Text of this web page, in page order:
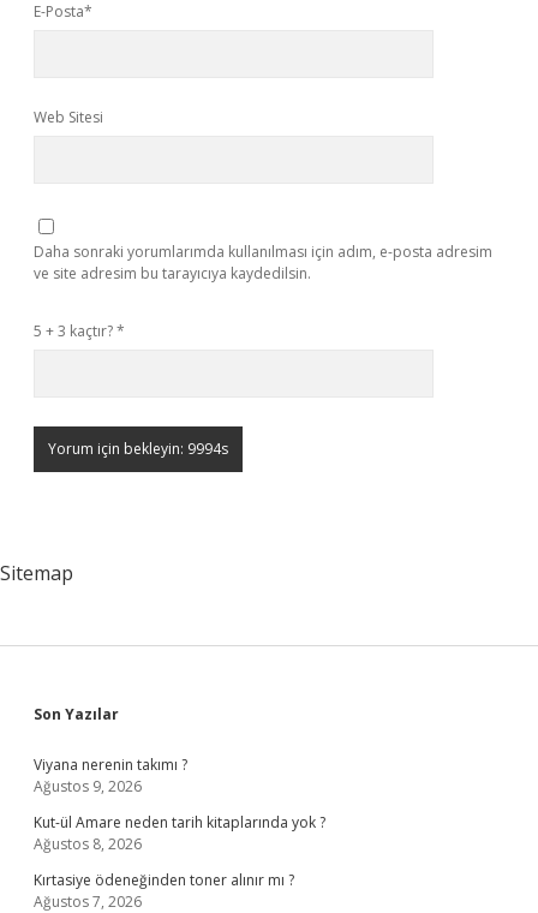
E-Posta*
Web Sitesi
Daha sonraki yorumlarımda kullanılması için adım, e-posta adresim
ve site adresim bu tarayıcıya kaydedilsin.
5 + 3 kaçtır?*
Sitemap
Sidebar
Son Yazılar
Viyana nerenin takımı ?
Ağustos 9, 2026
Kut-ül Amare neden tarih kitaplarında yok ?
Ağustos 8, 2026
Kırtasiye ödeneğinden toner alınır mı ?
Ağustos 7, 2026